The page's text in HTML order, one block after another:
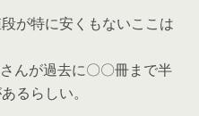
が特に安くもないここは
んが過去に〇〇冊まで半
るらしい。